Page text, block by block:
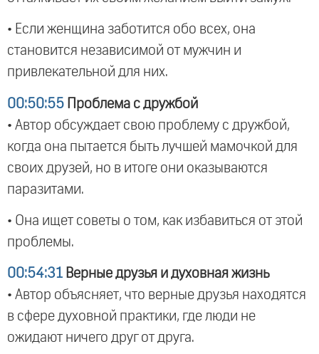
• Если женщина заботится обо всех, она
становится независимой от мужчин и
привлекательной для них.
00:50:55 Проблема с дружбой
• Автор обсуждает свою проблему с дружбой,
когда она пытается быть лучшей мамочкой для
своих друзей, но в итоге они оказываются
паразитами.
• Она ищет советы о том, как избавиться от этой
проблемы.
00:54:31 Верные друзья и духовная жизнь
• Автор объясняет, что верные друзья находятся
в сфере духовной практики, где люди не
ожидают ничего друг от друга.